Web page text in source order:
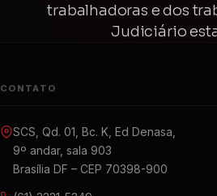
trabalhadoras e dos
Judiciário
CONTATO
SCS, Qd. 01, Bc. K, Ed Denasa,
9º andar, sala 903
Brasília DF – CEP 70398-900